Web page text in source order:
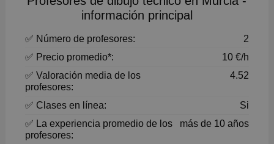
información principal
✅ Número de profesores:
2
✅ Precio promedio*:
10 €/h
✅ Valoración media de los
profesores:
4.52
✅ Clases en línea:
Si
✅ La experiencia promedio de los
profesores:
más de 10 años